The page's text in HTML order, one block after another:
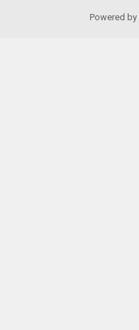
Powered by